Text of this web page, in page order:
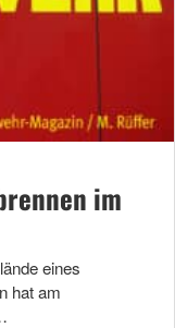
im
eines
hat am